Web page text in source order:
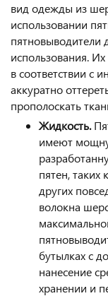
вид одежды из
использовании
пятновыводители
использования.
в соответствии с
аккуратно
прополоскать
Жидкость.
имеют
пятен, таких
других
волокна
бутылках с
нанесение
хранении и